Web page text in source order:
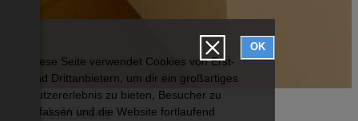
Diese Seite verwendet Cookies von Erst-
und Drittanbietern, um dir ein großartiges
Nutzererlebnis zu bieten, Besucher zu
erfassen und die Website fortlaufend
OK
Wien 4.,Wieden